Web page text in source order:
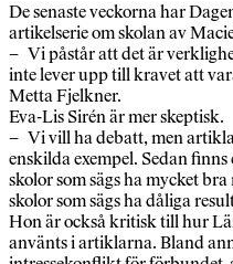
De senaste veckorna har
artikelserie om skolan av
– Vi påstår att det är
inte lever upp till kravet att
Metta Fjelkner.
Eva-Lis Sirén är mer skeptisk.
– Vi vill ha debatt, men
enskilda exempel. Sedan
skolor som sägs ha mycket
skolor som sägs ha dåliga
Hon är också kritisk till hur
använts i artiklarna. Bland